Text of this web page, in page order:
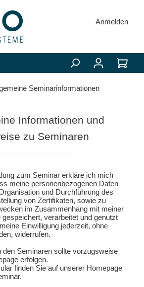
Anmelden
Seminarinformationen
Informationen und
zu Seminaren
zum Seminar erkläre ich mich
meine personenbezogenen Daten
und Durchführung des
von Zertifikaten, sowie zu
im Zusammenhang mit meiner
gespeichert, verarbeitet und genutzt
Einwilligung jederzeit, ohne
widerrufen.
den Seminaren sollte vorzugsweise
erfolgen.
finden Sie auf unserer Homepage